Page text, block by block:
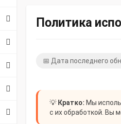
Политика
📅 Дата последнего
💡 Кратко: Мы
с их обработкой. Вы